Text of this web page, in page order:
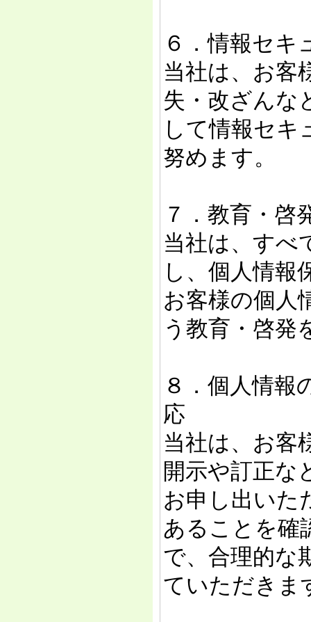
６．情報セキ
当社は、お客
失・改ざんな
して情報セキ
努めます。
７．教育・啓
当社は、すべ
し、個人情報
お客様の個人
う教育・啓発
８．個人情報
応
当社は、お客
開示や訂正な
お申し出いた
あることを確
で、合理的な
ていただきま